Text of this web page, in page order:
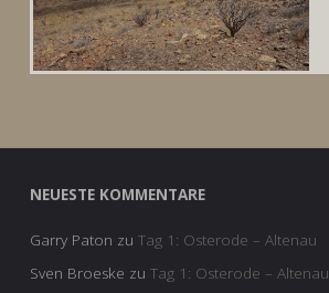
NEUESTE KOMMENTARE
Garry Paton zu Tag 1: Osterode – Altenau
Sven Broeske zu Tag 1: Osterode – Altenau